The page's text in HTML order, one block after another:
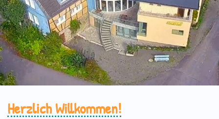
Herzlich Willkommen!